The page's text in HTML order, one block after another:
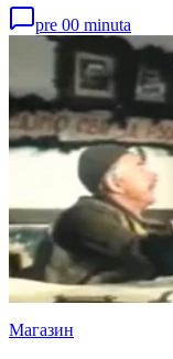
pre 00 minuta
Магазин